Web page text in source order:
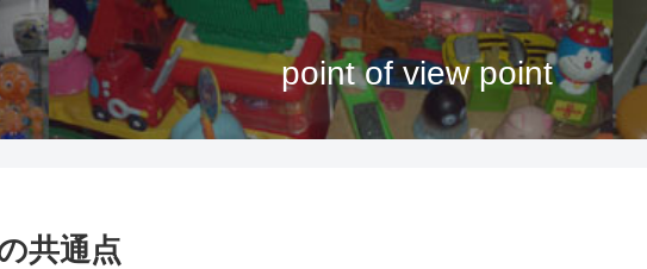
point of view point
共通点